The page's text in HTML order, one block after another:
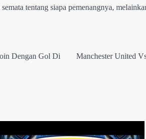
tentang siapa pemenangnya,
Dengan Gol Di
Manchester United